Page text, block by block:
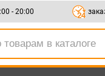
- 20:00